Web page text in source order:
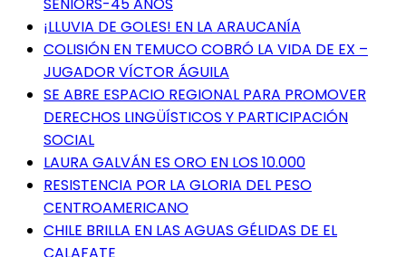
¡LLUVIA DE GOLES! EN LA ARAUCANÍA
COLISIÓN EN TEMUCO COBRÓ LA VIDA DE EX –
JUGADOR VÍCTOR ÁGUILA
SE ABRE ESPACIO REGIONAL PARA PROMOVER
DERECHOS LINGÜÍSTICOS Y PARTICIPACIÓN
SOCIAL
LAURA GALVÁN ES ORO EN LOS 10.000
RESISTENCIA POR LA GLORIA DEL PESO
CENTROAMERICANO
CHILE BRILLA EN LAS AGUAS GÉLIDAS DE EL
CALAFATE